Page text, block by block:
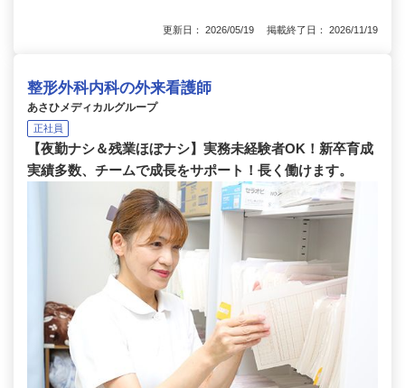
更新日： 2026/05/19 掲載終了日： 2026/11/19
整形外科内科の外来看護師
あさひメディカルグループ
正社員
【夜勤ナシ＆残業ほぼナシ】実務未経験者OK！新卒育成
実績多数、チームで成長をサポート！長く働けます。